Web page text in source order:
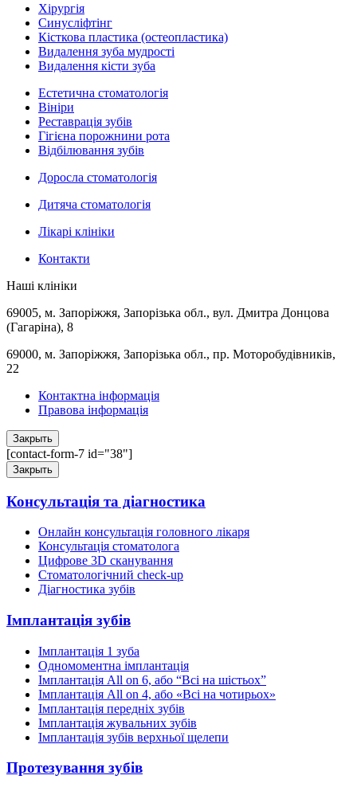
Хірургія
Синусліфтінг
Кісткова пластика (остеопластика)
Видалення зуба мудрості
Видалення кісти зуба
Естетична стоматологія
Вініри
Реставрація зубів
Гігієна порожнини рота
Відбілювання зубів
Доросла стоматологія
Дитяча стоматологія
Лікарі клініки
Контакти
Наші клініки
69005, м. Запоріжжя, Запорізька обл., вул. Дмитра Донцова
(Гагаріна), 8
69000, м. Запоріжжя, Запорізька обл., пр. Моторобудівників,
22
Контактна інформація
Правова інформація
Закрыть
[contact-form-7 id="38"]
Закрыть
Консультація та діагностика
Онлайн консультація головного лікаря
Консультація стоматолога
Цифрове 3D сканування
Стоматологічний check-up
Діагностика зубів
Імплантація зубів
Імплантація 1 зуба
Одномоментна імплантація
Імплантація All on 6, або “Всі на шістьох”
Імплантація All on 4, або «Всі на чотирьох»
Імплантація передніх зубів
Імплантація жувальних зубів
Імплантація зубів верхньої щелепи
Протезування зубів